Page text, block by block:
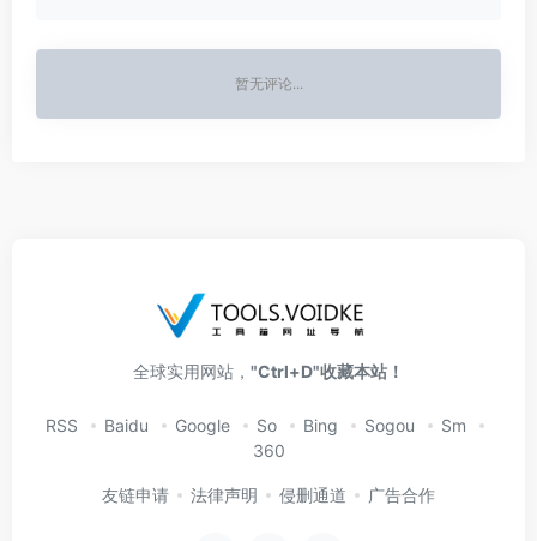
暂无评论...
全球实用网站， "Ctrl+D"收藏本站！
RSS Baidu Google So Bing Sogou
Sm
360
友链申请 法律声明 侵删通道 广告合作